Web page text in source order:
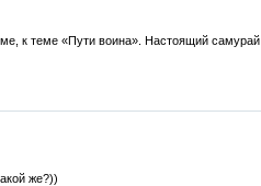
к теме «Пути воина». Настоящий
же?))